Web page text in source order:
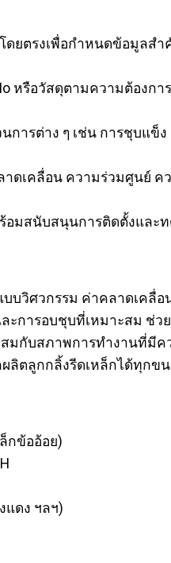
ยตรงเพื่อกำหนดข้อมูลส
หรือวัสดุตามความต้องกา
ารต่าง ๆ เช่น การชุบแข็ง
าดเคลื่อน ความร่วมศูนย์
มสนับสนุนการติดตั้งและ
บบวิศวกรรม ค่าคลาดเคลื่อ
ะการอบชุบที่เหมาะสม ช่
สมกับสภาพการทำงานที่มีค
ลิตลูกกลิ้งรีดเหล็กได้ทุกข
กข้ออ้อย)
แดง ฯลฯ)